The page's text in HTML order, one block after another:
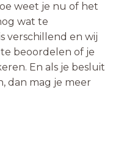
weet je nu of het
wat te
verschillend en wij
beoordelen of je
En als je besluit
dan mag je meer